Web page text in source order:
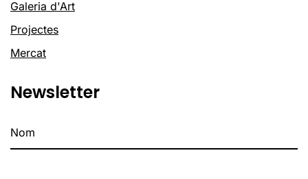
Galeria d'Art
Projectes
Mercat
Newsletter